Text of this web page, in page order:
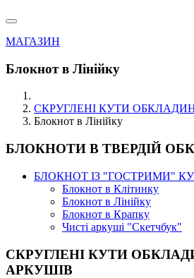
МАГАЗИН
Блокнот в Лінійку
СКРУГЛЕНІ КУТИ
Блокнот в Лінійку
БЛОКНОТИ В ТВЕРДІЙ
БЛОКНОТ ІЗ "ГОСТРИМИ"
Блокнот в Клітинку
Блокнот в Лінійку
Блокнот в Крапку
Чисті аркуші "Скетчбук"
СКРУГЛЕНІ КУТИ
АРКУШІВ